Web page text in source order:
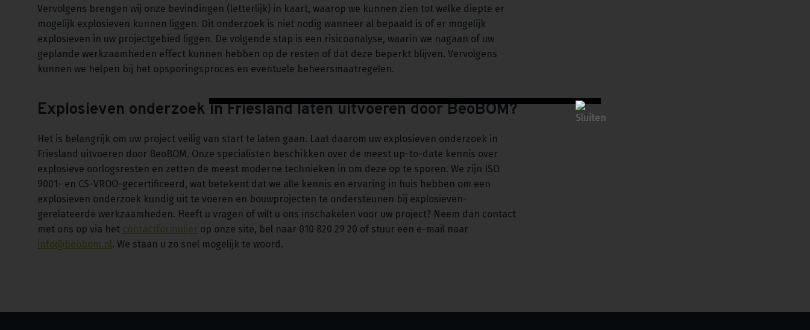
Vervolgens brengen wij onze bevindingen (letterlijk) in kaart, waarop we kunnen zien tot welke diepte er
mogelijk explosieven kunnen liggen. Dit onderzoek is niet nodig wanneer al bepaald is of er mogelijk
explosieven in uw projectgebied liggen. De volgende stap is een risicoanalyse, waarin we nagaan of uw
geplande werkzaamheden effect kunnen hebben op de resten of dat deze beperkt blijven. Vervolgens
kunnen we helpen bij het opsporingsproces en eventuele beheersmaatregelen.
Explosieven onderzoek in Friesland laten uitvoeren door BeoBOM?
Het is belangrijk om uw project veilig van start te laten gaan. Laat daarom uw explosieven onderzoek in
Friesland uitvoeren door BeoBOM. Onze specialisten beschikken over de meest up-to-date kennis over
explosieve oorlogsresten en zetten de meest moderne technieken in om deze op te sporen. We zijn ISO
9001- en CS-VROO-gecertificeerd, wat betekent dat we alle kennis en ervaring in huis hebben om een
explosieven onderzoek kundig uit te voeren en bouwprojecten te ondersteunen bij explosieven-
gerelateerde werkzaamheden. Heeft u vragen of wilt u ons inschakelen voor uw project? Neem dan contact
met ons op via het contactformulier op onze site, bel naar 010 820 29 20 of stuur een e-mail naar
info@beobom.nl . We staan u zo snel mogelijk te woord.